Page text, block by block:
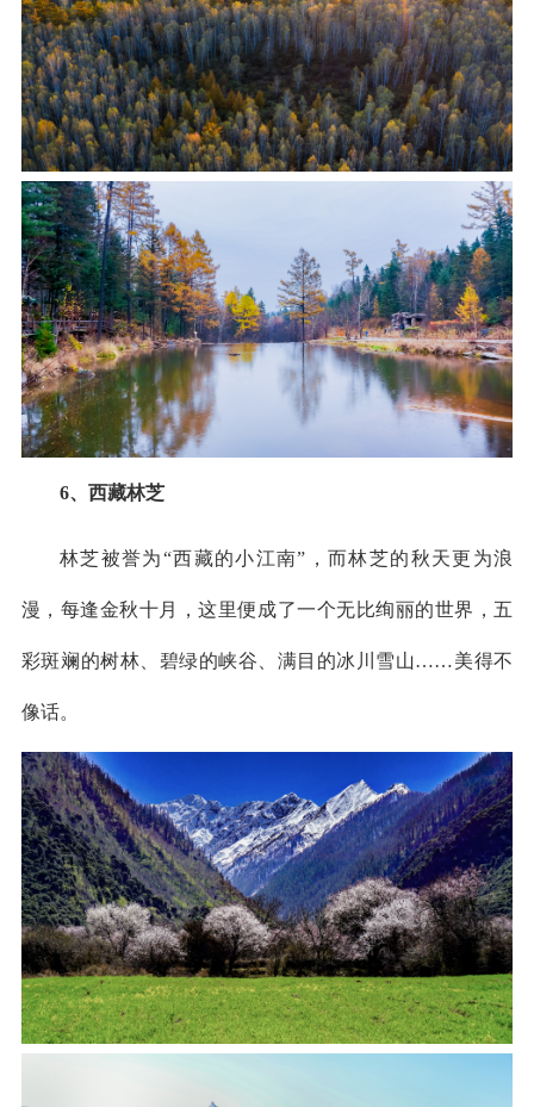
6、西藏林芝
林芝被誉为“西藏的小江南”，而林芝的秋天更为浪
漫，每逢金秋十月，这里便成了一个无比绚丽的世界，五
彩斑斓的树林、碧绿的峡谷、满目的冰川雪山……美得不
像话。